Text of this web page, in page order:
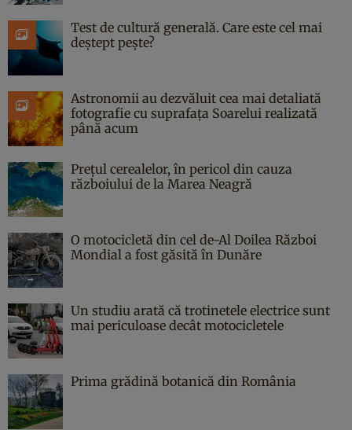
Test de cultură generală. Care este cel mai
deștept pește?
Astronomii au dezvăluit cea mai detaliată
fotografie cu suprafața Soarelui realizată
până acum
Prețul cerealelor, în pericol din cauza
războiului de la Marea Neagră
O motocicletă din cel de-Al Doilea Război
Mondial a fost găsită în Dunăre
Un studiu arată că trotinetele electrice sunt
mai periculoase decât motocicletele
Prima grădină botanică din România